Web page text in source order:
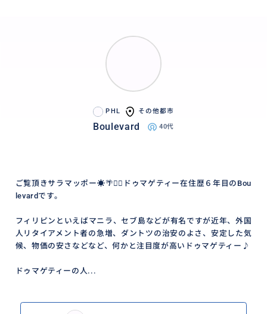
PHL その他都市
Boulevard 40代
ご覧頂きサラマッポー☀️🌴🏄‍♂️ドゥマゲティー在住歴６年目のBou
levardです。
フィリピンといえばマニラ、セブ島などが有名ですが近年、外国
人リタイアメント者の急増、ダントツの治安のよさ、安定した気
候、物価の安さなどなど、何かと注目度が高いドゥマゲティー♪
ドゥマゲティーの人...